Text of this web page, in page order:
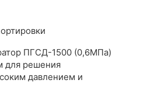
ПГСД-1500 (0,6МПа)
для решения
давлением и